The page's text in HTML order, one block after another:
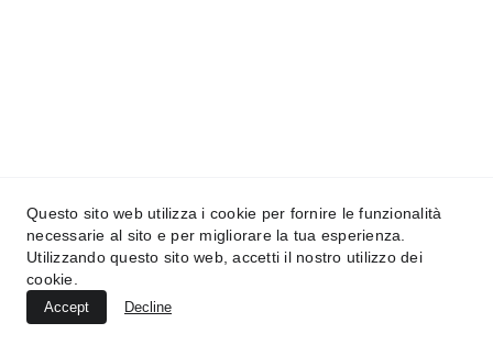
Copyright 2024 tutti i diritti sono riservati - Massimo Moscato
Questo sito web utilizza i cookie per fornire le funzionalità
necessarie al sito e per migliorare la tua esperienza.
Utilizzando questo sito web, accetti il nostro utilizzo dei
cookie.
Accept Decline